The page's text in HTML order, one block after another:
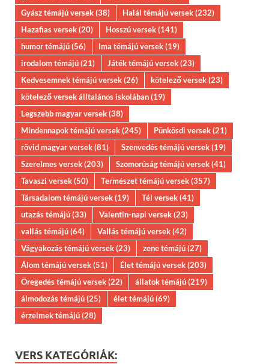
Gyász témájú versek(38) Halál témájú versek(232)
Hazafias versek(20) Hosszú versek(141)
humor témájú(56) Ima témájú versek(19)
irodalom témájú(21) Játék témájú versek(23)
Kedvesemnek témájú versek(26) kötelező versek(23)
kötelező versek álltalános iskolában(19)
Legszebb magyar versek(38)
Mindennapok témájú versek(245) Pünkösdi versek(21)
rövid magyar versek(81) Szenvedés témájú versek(19)
Szerelmes versek(203) Szomorúság témájú versek(41)
Tavaszi versek(50) Természet témájú versek(357)
Társadalom témájú versek(19) Tél versek(41)
utazás témájú(33) Valentin-napi versek(23)
vallás témájú(64) Vallás témájú versek(42)
Vágyakozás témájú versek(23) zene témájú(27)
Álom témájú versek(51) Élet témájú versek(203)
Öregedés témájú versek(22) állatok témájú(219)
álmodozás témájú(25) élet témájú(69)
érzelmek témájú(28)
VERS KATEGÓRIÁK: